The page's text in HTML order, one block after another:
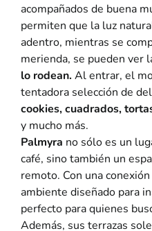
acompañados de buena
permiten que la luz
adentro, mientras se
merienda, se pueden ver
lo rodean. Al entrar, el
tentadora selección de
cookies, cuadrados,
y mucho más.
Palmyra no sólo es un
café, sino también un
remoto. Con una
ambiente diseñado para
perfecto para quienes
Además, sus terrazas